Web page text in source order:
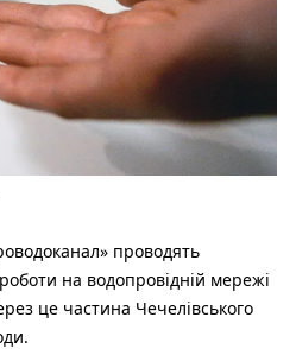
проводять
на водопровідній мережі
це частина Чечелівського